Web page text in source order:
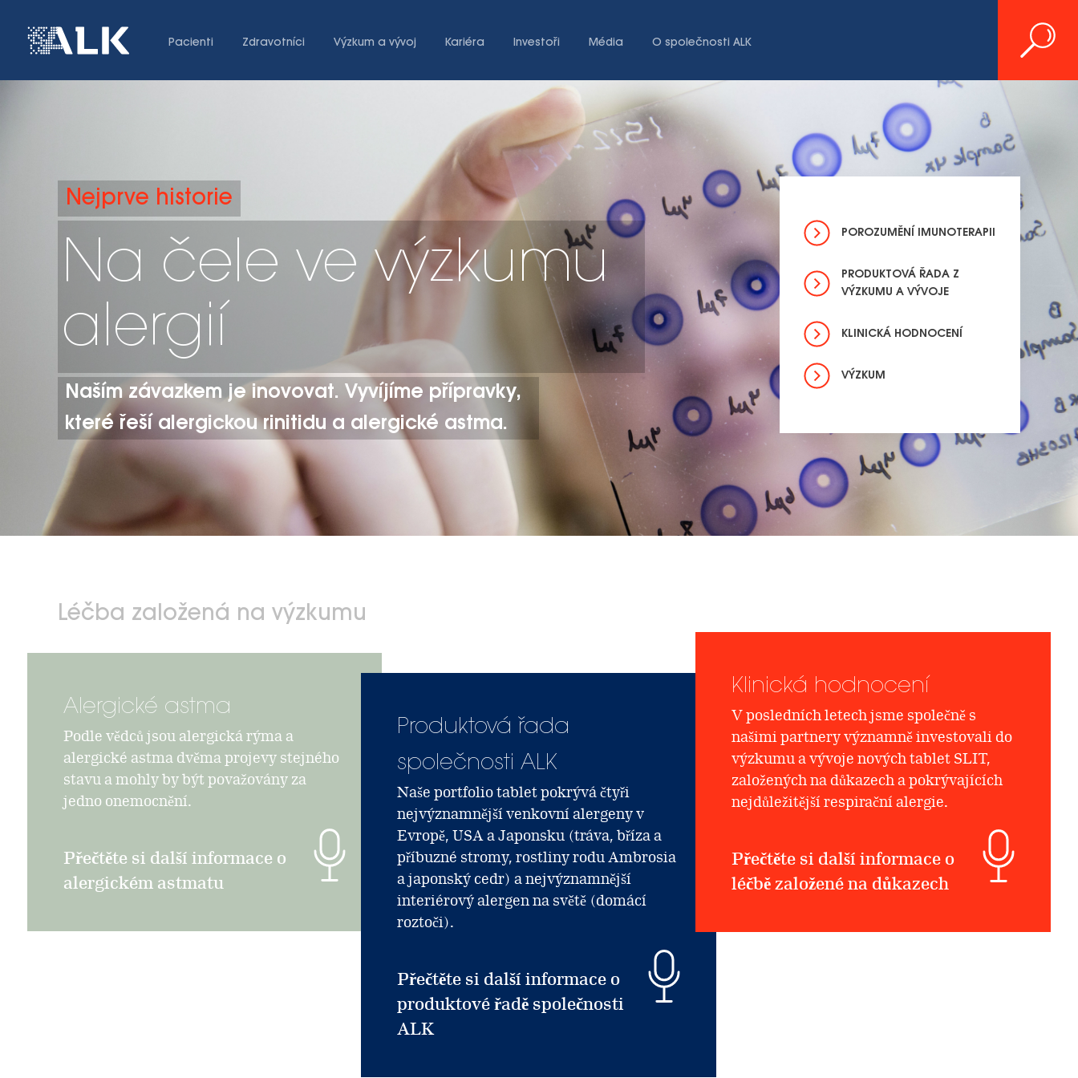
Pacienti Zdravotníci Výzkum a vývoj Kariéra Investoři Média O společnosti ALK
Nejprve historie
Na čele ve výzkumu
alergií
Naším závazkem je inovovat. Vyvíjíme přípravky,
které řeší alergickou rinitidu a alergické astma.
POROZUMĚNÍ IMUNOTERAPII
PRODUKTOVÁ ŘADA Z
VÝZKUMU A VÝVOJE
KLINICKÁ HODNOCENÍ
VÝZKUM
Léčba založená na výzkumu
Alergické astma
Podle vědců jsou alergická rýma a
alergické astma dvěma projevy stejného
stavu a mohly by být považovány za
jedno onemocnění.
Přečtěte si další informace o
alergickém astmatu
Produktová řada
společnosti ALK
Naše portfolio tablet pokrývá čtyři
nejvýznamnější venkovní alergeny v
Evropě, USA a Japonsku (tráva, bříza a
příbuzné stromy, rostliny rodu Ambrosia
a japonský cedr) a nejvýznamnější
interiérový alergen na světě (domácí
roztoči).
Přečtěte si další informace o
produktové řadě společnosti
ALK
Klinická hodnocení
V posledních letech jsme společně s
našimi partnery významně investovali do
výzkumu a vývoje nových tablet SLIT,
založených na důkazech a pokrývajících
nejdůležitější respirační alergie.
Přečtěte si další informace o
léčbě založené na důkazech